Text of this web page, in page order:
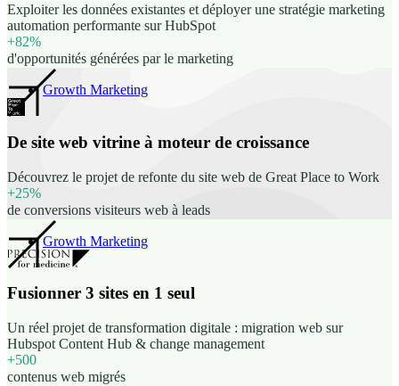
Exploiter les données existantes et déployer une stratégie marketing
automation performante sur HubSpot
+82%
d'opportunités générées par le marketing
Growth Marketing
De site web vitrine à moteur de croissance
Découvrez le projet de refonte du site web de Great Place to Work
+25%
de conversions visiteurs web à leads
Growth Marketing
Fusionner 3 sites en 1 seul
Un réel projet de transformation digitale : migration web sur
Hubspot Content Hub & change management
+500
contenus web migrés